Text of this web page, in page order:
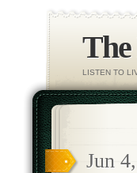
LISTEN TO
Jun